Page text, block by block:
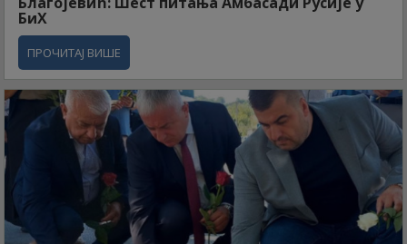
БиХ
ПРОЧИТАЈ ВИШЕ